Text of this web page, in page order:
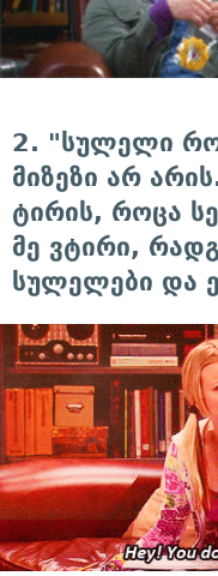
2. "სულელი
მიზეზი არ
ტირის, როცა
მე ვტირი,
სულელები და